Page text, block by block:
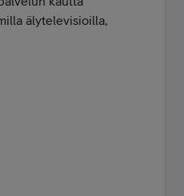
älytelevisioilla,